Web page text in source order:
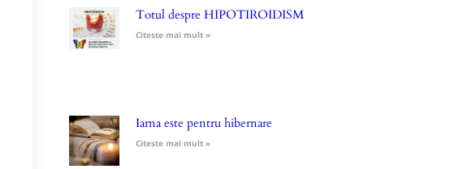
Totul despre HIPOTIROIDISM
Citeste mai mult »
Iarna este pentru hibernare
Citeste mai mult »